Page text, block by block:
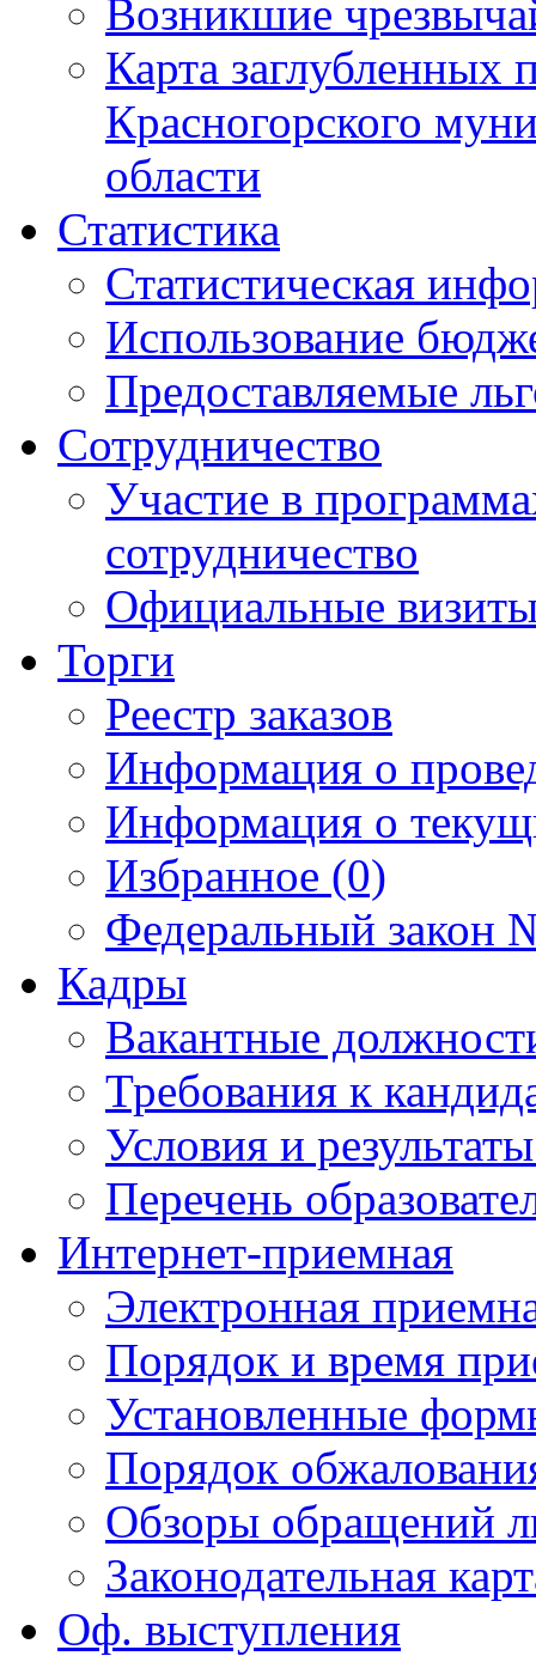
Возникшие
Карта
Красногорского
области
Статистика
Статистическая
Использование
Предоставляемые
Сотрудничество
Участие в
сотрудничество
Официальные
Торги
Реестр заказов
Информация о
Информация о
Избранное (0)
Федеральный закон
Кадры
Вакантные
Требования к
Условия и
Перечень
Интернет-приемная
Электронная
Порядок и время
Установленные
Порядок
Обзоры обращений
Законодательная
Оф. выступления